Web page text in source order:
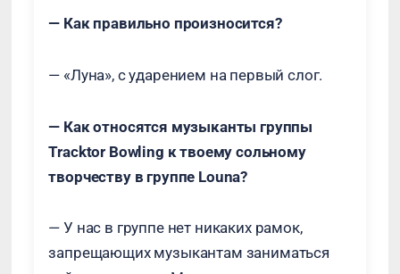
— Как правильно произносится?
— «Луна», с ударением на первый слог.
— Как относятся музыканты группы
Tracktor Bowling к твоему сольному
творчеству в группе Louna?
— У нас в группе нет никаких рамок,
запрещающих музыкантам заниматься